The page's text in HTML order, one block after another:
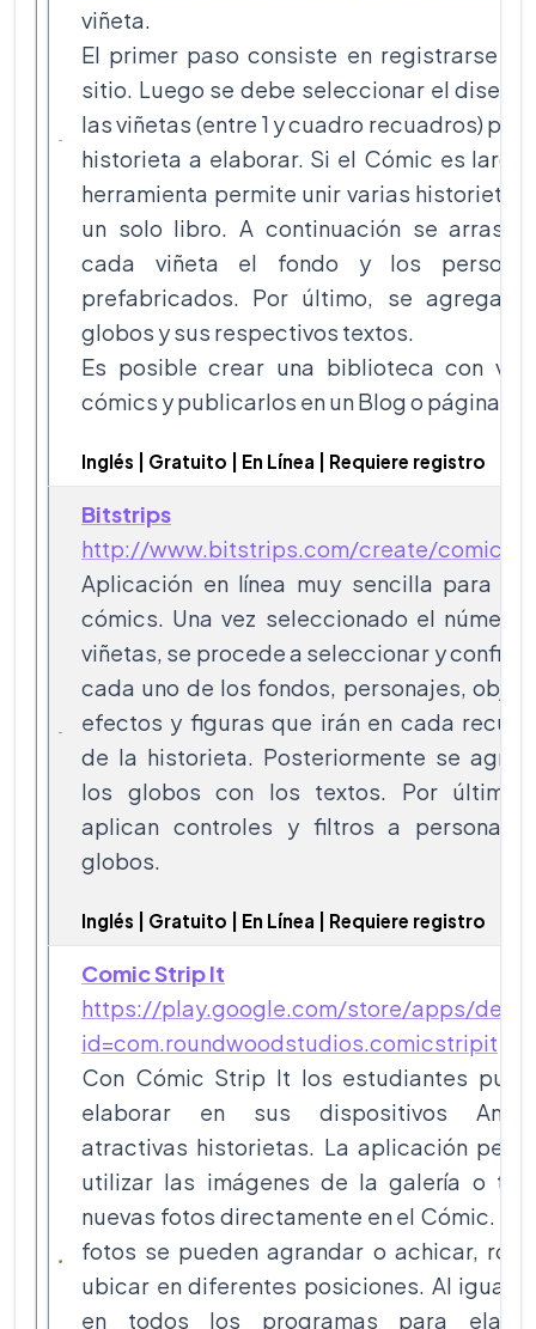
viñeta.
El primer paso consiste en registrarse
sitio. Luego se debe seleccionar el diseño
las viñetas (entre 1 y cuadro recuadros)
historieta a elaborar. Si el Cómic es
herramienta permite unir varias historietas
un solo libro. A continuación se
cada viñeta el fondo y los
prefabricados. Por último, se agregan
globos y sus respectivos textos.
Es posible crear una biblioteca con
cómics y publicarlos en un Blog o página
Inglés | Gratuito | En Línea | Requiere registro
Bitstrips
http://www.bitstrips.com/create/comic/
Aplicación en línea muy sencilla para
cómics. Una vez seleccionado el número
viñetas, se procede a seleccionar y
cada uno de los fondos, personajes,
efectos y figuras que irán en cada
de la historieta. Posteriormente se
los globos con los textos. Por último
aplican controles y filtros a
globos.
Inglés | Gratuito | En Línea | Requiere registro
Comic Strip It
https://play.google.com/store/apps/
id=com.roundwoodstudios.comicstripit
Con Cómic Strip It los estudiantes
elaborar en sus dispositivos
atractivas historietas. La aplicación
utilizar las imágenes de la galería o
nuevas fotos directamente en el Cómic.
fotos se pueden agrandar o achicar,
ubicar en diferentes posiciones. Al igual
en todos los programas para